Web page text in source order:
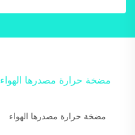
مضخة حرارة مصدرها الهواء
مضخة حرارة مصدرها الهواء